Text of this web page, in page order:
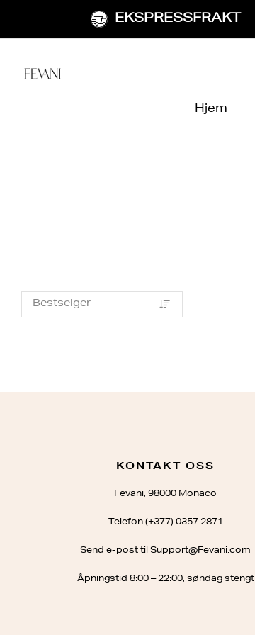
EKSPRESSFRAKT
Hjem
KONTAKT OSS
Fevani, 98000 Monaco
Telefon (+377) 0357 2871
Send e-post til Support@Fevani.com
Åpningstid 8:00 – 22:00, søndag stengt